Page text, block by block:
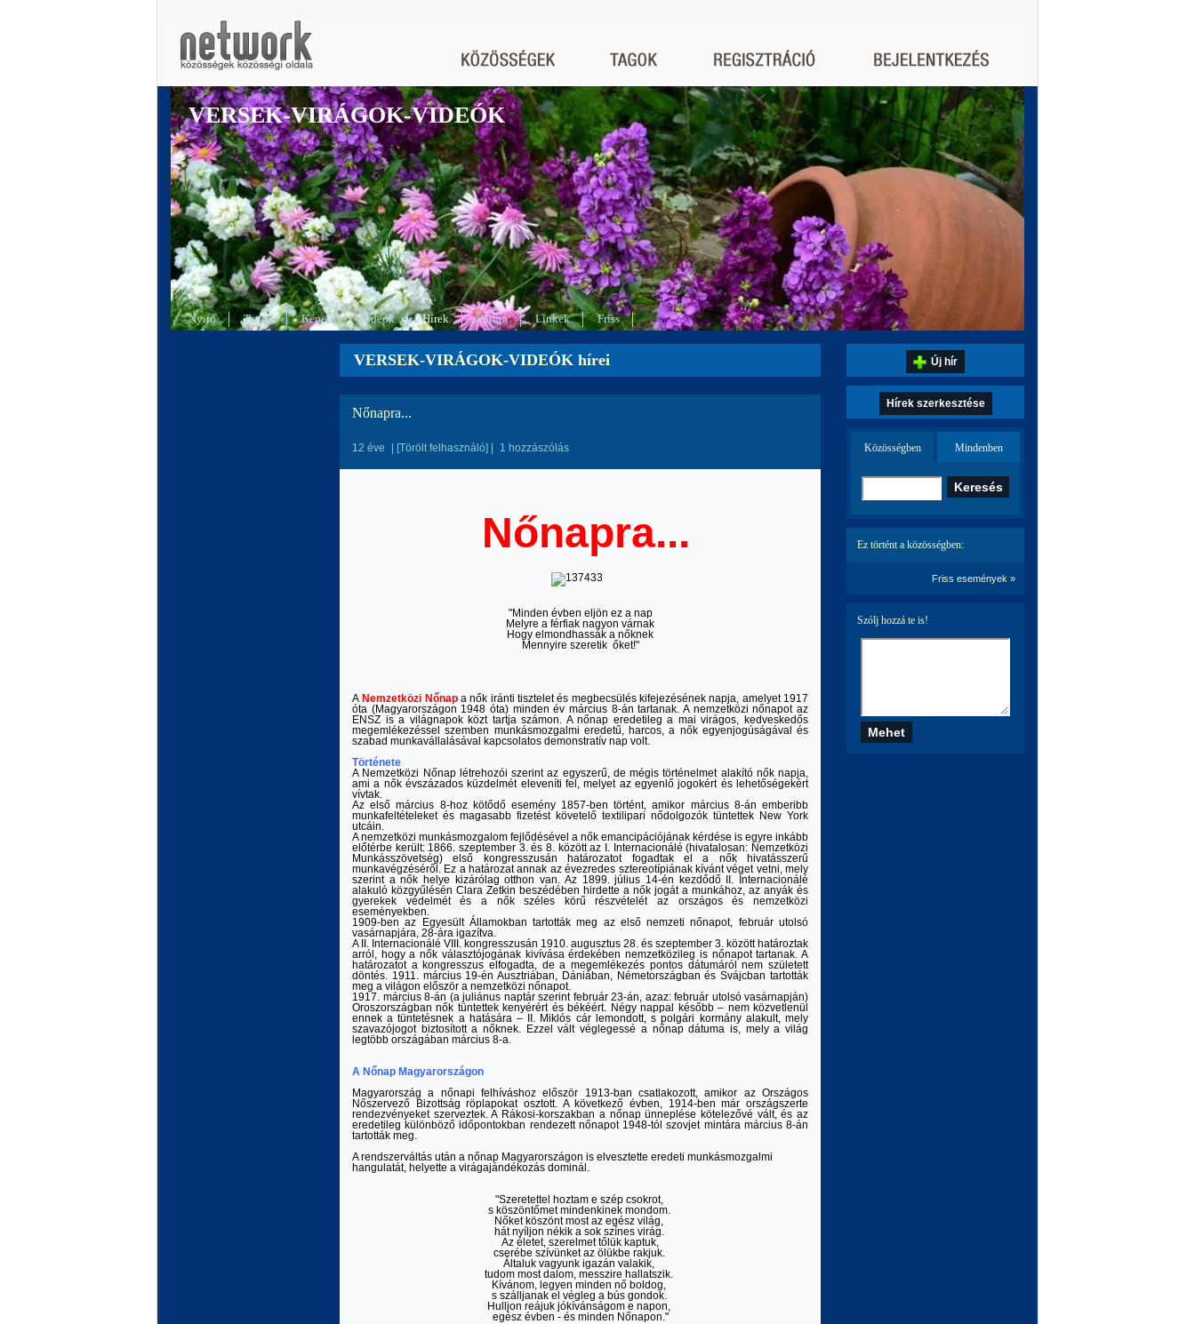
VERSEK-VIRÁGOK-VIDEÓK
Nyitó Tagok Képek Videók Hírek Fórum Linkek Friss
VERSEK-VIRÁGOK-VIDEÓK hírei
Nőnapra...
12 éve [Törölt felhasználó] 1 hozzászólás
Nőnapra...
"Minden évben eljön ez a nap
Melyre a férfiak nagyon várnak
Hogy elmondhassák a nőknek
Mennyire szeretik őket!"
A Nemzetközi Nőnap a nők iránti tisztelet és megbecsülés kifejezésének napja, amelyet 1917
óta (Magyarországon 1948 óta) minden év március 8-án tartanak. A nemzetközi nőnapot az
ENSZ is a világnapok közt tartja számon. A nőnap eredetileg a mai virágos, kedveskedős
megemlékezéssel szemben munkásmozgalmi eredetű, harcos, a nők egyenjogúságával és
szabad munkavállalásával kapcsolatos demonstratív nap volt.
Története
A Nemzetközi Nőnap létrehozói szerint az egyszerű, de mégis történelmet alakító nők napja,
ami a nők évszázados küzdelmét eleveníti fel, melyet az egyenlő jogokért és lehetőségekért
vívtak.
Az első március 8-hoz kötődő esemény 1857-ben történt, amikor március 8-án emberibb
munkafeltételeket és magasabb fizetést követelő textilipari nődolgozók tüntettek New York
utcáin.
A nemzetközi munkásmozgalom fejlődésével a nők emancipációjának kérdése is egyre inkább
előtérbe került: 1866. szeptember 3. és 8. között az I. Internacionálé (hivatalosan: Nemzetközi
Munkásszövetség) első kongresszusán határozatot fogadtak el a nők hivatásszerű
munkavégzéséről. Ez a határozat annak az évezredes sztereotípiának kívánt véget vetni, mely
szerint a nők helye kizárólag otthon van. Az 1899. július 14-én kezdődő II. Internacionálé
alakuló közgyűlésén Clara Zetkin beszédében hirdette a nők jogát a munkához, az anyák és
gyerekek védelmét és a nők széles körű részvételét az országos és nemzetközi
eseményekben.
1909-ben az Egyesült Államokban tartották meg az első nemzeti nőnapot, február utolsó
vasárnapjára, 28-ára igazítva.
A II. Internacionálé VIII. kongresszusán 1910. augusztus 28. és szeptember 3. között határoztak
arról, hogy a nők választójogának kivívása érdekében nemzetközileg is nőnapot tartanak. A
határozatot a kongresszus elfogadta, de a megemlékezés pontos dátumáról nem született
döntés. 1911. március 19-én Ausztriában, Dániában, Németországban és Svájcban tartották
meg a világon először a nemzetközi nőnapot.
1917. március 8-án (a juliánus naptár szerint február 23-án, azaz: február utolsó vasárnapján)
Oroszországban nők tüntettek kenyérért és békéért. Négy nappal később – nem közvetlenül
ennek a tüntetésnek a hatására – II. Miklós cár lemondott, s polgári kormány alakult, mely
szavazójogot biztosított a nőknek. Ezzel vált véglegessé a nőnap dátuma is, mely a világ
legtöbb országában március 8-a.
A Nőnap Magyarországon
Magyarország a nőnapi felhíváshoz először 1913-ban csatlakozott, amikor az Országos
Nőszervező Bizottság röplapokat osztott. A következő évben, 1914-ben már országszerte
rendezvényeket szerveztek. A Rákosi-korszakban a nőnap ünneplése kötelezővé vált, és az
eredetileg különböző időpontokban rendezett nőnapot 1948-tól szovjet mintára március 8-án
tartották meg.
A rendszerváltás után a nőnap Magyarországon is elvesztette eredeti munkásmozgalmi
hangulatát, helyette a virágajándékozás dominál.
"Szeretettel hoztam e szép csokrot,
s köszöntőmet mindenkinek mondom.
Nőket köszönt most az egész világ,
hát nyíljon nékik a sok színes virág.
Az életet, szerelmet tőlük kaptuk,
cserébe szívünket az ölükbe rakjuk.
Általuk vagyunk igazán valakik,
tudom most dalom, messzire hallatszik.
Kívánom, legyen minden nő boldog,
s szálljanak el végleg a bús gondok.
Hulljon reájuk jókívánságom e napon,
egész évben - és minden Nőnapon."
Új hír
Hírek szerkesztése
Közösségben Mindenben
Ez történt a közösségben:
Friss események »
Szólj hozzá te is!